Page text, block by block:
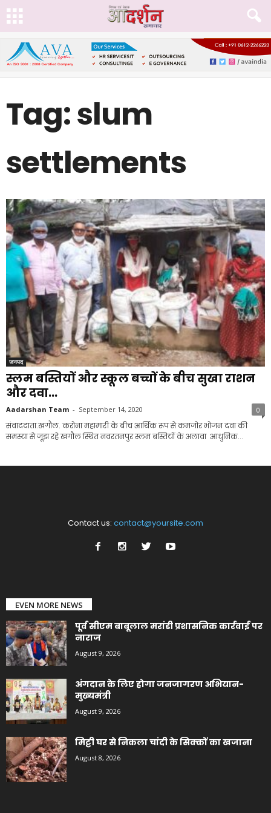
Tag: slum
settlements
जनपद
स्लम बस्तियों और स्कूल बच्चों के बीच सुखा राशन
और दवा...
Aadarshan Team - September 14, 2020 0
संवाददाता.खगौल. करोना महामारी के बीच आर्थिक रूप से कमजोर भोजन दवा की
समस्या से जूझ रहे खगौल स्थित नवरतनपुर स्लम बस्तियों के अलावा आधुनिक...
Contact us: contact@yoursite.com
EVEN MORE NEWS
पूर्व सीएम बाबूलाल मरांडी प्रशासनिक कार्रवाई पर
नाराज
August 9, 2026
अंगदान के लिए होगा जनजागरण अभियान-
मुख्यमंत्री
August 9, 2026
मिट्टी घर से निकला चांदी के सिक्कों का खजाना
August 8, 2026